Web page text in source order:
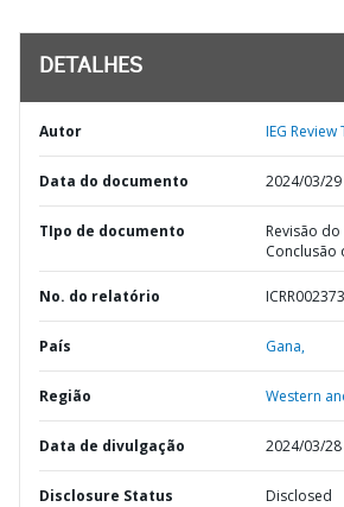
DETALHES
Autor IEG Review
Data do documento 2024/03/29
TIpo de documento
Revisão
Conclusão
No. do relatório
País Gana,
Região Western
Data de divulgação 2024/03/28
Disclosure Status Disclosed